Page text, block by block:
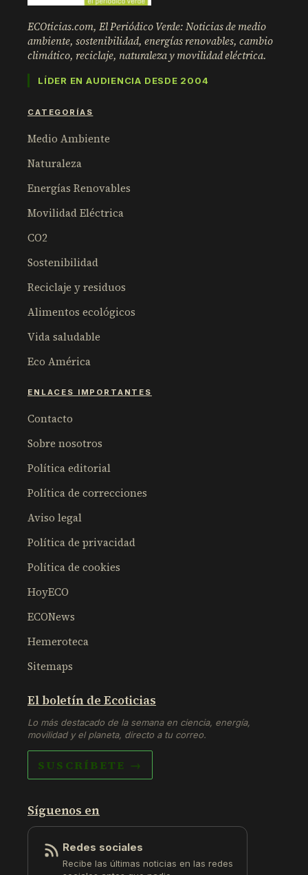
ECOticias.com, El Periódico Verde: Noticias de medio
ambiente, sostenibilidad, energías renovables, cambio
climático, reciclaje, naturaleza y movilidad eléctrica.
LÍDER EN AUDIENCIA DESDE 2004
CATEGORÍAS
Medio Ambiente
Naturaleza
Energías Renovables
Movilidad Eléctrica
CO2
Sostenibilidad
Reciclaje y residuos
Alimentos ecológicos
Vida saludable
Eco América
ENLACES IMPORTANTES
Contacto
Sobre nosotros
Política editorial
Política de correcciones
Aviso legal
Política de privacidad
Política de cookies
HoyECO
ECONews
Hemeroteca
Sitemaps
El boletín de Ecoticias
Lo más destacado de la semana en ciencia, energía,
movilidad y el planeta, directo a tu correo.
SUSCRÍBETE →
Síguenos en
Redes sociales
Recibe las últimas noticias en las redes